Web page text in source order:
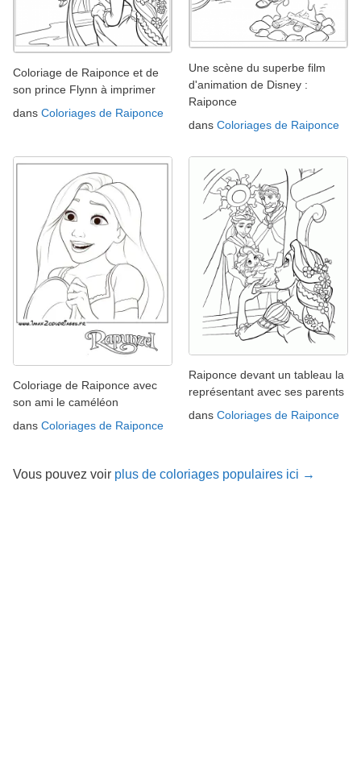
Coloriage de Raiponce et de
son prince Flynn à imprimer
dans Coloriages de Raiponce
Une scène du superbe film
d'animation de Disney :
Raiponce
dans Coloriages de Raiponce
Coloriage de Raiponce avec
son ami le caméléon
dans Coloriages de Raiponce
Raiponce devant un tableau la
représentant avec ses parents
dans Coloriages de Raiponce
Vous pouvez voir plus de coloriages populaires ici →